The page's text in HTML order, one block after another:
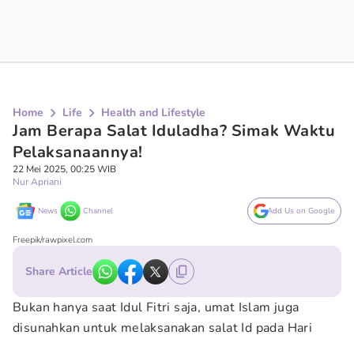
Home Life Health and Lifestyle
Jam Berapa Salat Iduladha? Simak Waktu
Pelaksanaannya!
22 Mei 2025, 00:25 WIB
Nur Apriani
News Channel Add Us on Google
Freepik/rawpixel.com
Share Article
Bukan hanya saat Idul Fitri saja, umat Islam juga
disunahkan untuk melaksanakan salat Id pada Hari